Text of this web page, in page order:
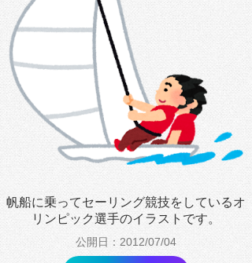
帆船に乗ってセーリング競技をしているオ
リンピック選手のイラストです。
公開日：2012/07/04